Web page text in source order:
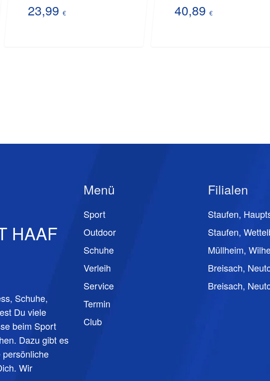
23,99€ 40,89 €
HAAF
Schuhe,
Du viele
beim Sport
Dazu gibt es
Wir
Menü
Sport
Outdoor
Schuhe
Verleih
Service
Termin
Club
Filialen
Staufen,
Staufen,
Müllheim,
Breisach,
Breisach,